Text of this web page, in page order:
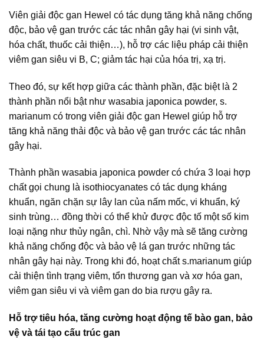
Viên giải độc gan Hewel có tác dụng tăng khả năng chống
độc, bảo vệ gan trước các tác nhân gây hại (vi sinh vật,
hóa chất, thuốc cải thiện…), hỗ trợ các liệu pháp cải thiện
viêm gan siêu vi B, C; giảm tác hại của hóa trị, xạ trị.
Theo đó, sự kết hợp giữa các thành phần, đặc biệt là 2
thành phần nổi bật như wasabia japonica powder, s.
marianum có trong viên giải độc gan Hewel giúp hỗ trợ
tăng khả năng thải độc và bảo vệ gan trước các tác nhân
gây hại.
Thành phần wasabia japonica powder có chứa 3 loại hợp
chất gọi chung là isothiocyanates có tác dụng kháng
khuẩn, ngăn chặn sự lây lan của nấm mốc, vi khuẩn, ký
sinh trùng… đồng thời có thể khử được độc tố một số kim
loại nặng như thủy ngân, chì. Nhờ vậy mà sẽ tăng cường
khả năng chống độc và bảo vệ lá gan trước những tác
nhân gây hại này. Trong khi đó, hoạt chất s.marianum giúp
cải thiện tình trạng viêm, tổn thương gan và xơ hóa gan,
viêm gan siêu vi và viêm gan do bia rượu gây ra.
Hỗ trợ tiêu hóa, tăng cường hoạt động tế bào gan, bảo
vệ và tái tạo cấu trúc gan